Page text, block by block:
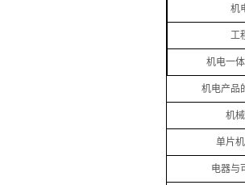
机
工
机电一
机电产品
机
单片
电器与